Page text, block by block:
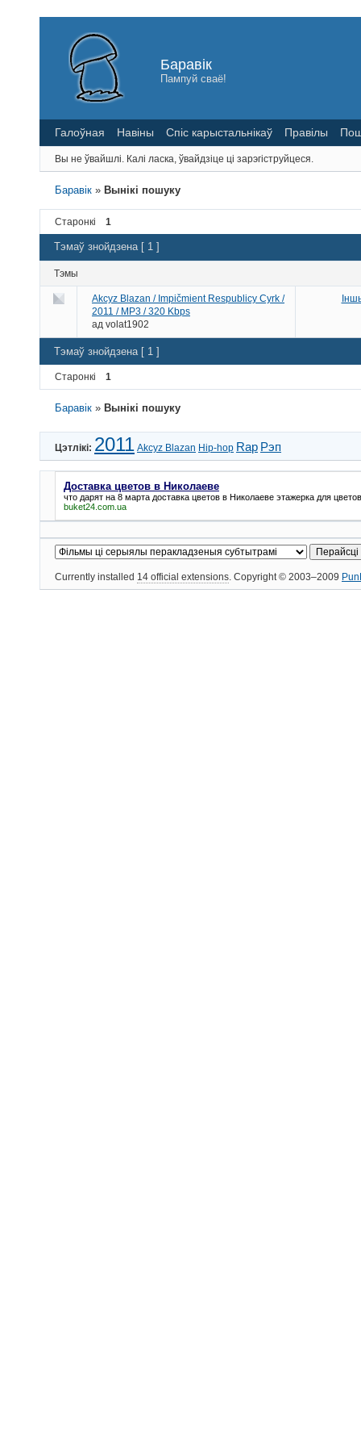
Баравік
Пампуй сваё!
Галоўная Навіны Спіс карыстальнікаў Правілы
Вы не ўвайшлі. Калі ласка, ўвайдзіце ці зарэгіструйцеся.
Баравік » Вынікі пошуку
Старонкі 1
Тэмаў знойдзена [ 1 ]
Тэмы
Akcyz Blazan / Impičmient Respublicy Cyrk /
2011 / MP3 / 320 Kbps
ад volat1902
Тэмаў знойдзена [ 1 ]
Старонкі 1
Баравік » Вынікі пошуку
Цэтлікі: 2011 Akcyz Blazan Hip-hop Rap Рэп
Доставка цветов в Николаеве
что дарят на 8 марта доставка цветов в Николаеве этажерка для цветов
buket24.com.ua
Currently installed 14 official extensions. Copyright © 2003–2009